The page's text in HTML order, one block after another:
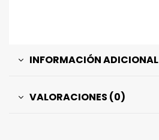
INFORMACIÓN ADICIONAL
VALORACIONES (0)